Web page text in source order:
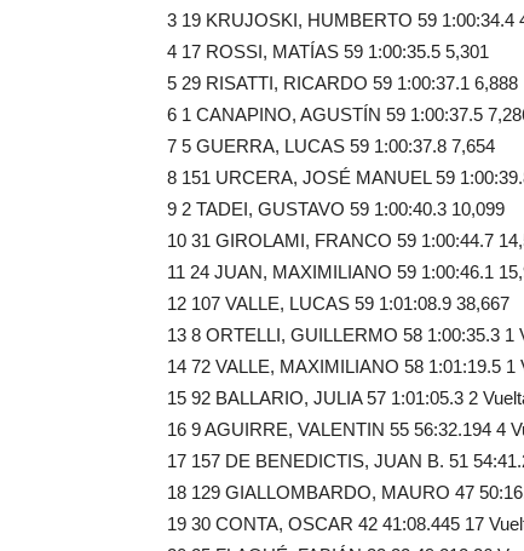
3 19 KRUJOSKI, HUMBERTO 59 1:00:34.4
4 17 ROSSI, MATÍAS 59 1:00:35.5 5,301
5 29 RISATTI, RICARDO 59 1:00:37.1 6,888
6 1 CANAPINO, AGUSTÍN 59 1:00:37.5
7 5 GUERRA, LUCAS 59 1:00:37.8 7,654
8 151 URCERA, JOSÉ MANUEL 59
9 2 TADEI, GUSTAVO 59 1:00:40.3 10,099
10 31 GIROLAMI, FRANCO 59 1:00:44.7
11 24 JUAN, MAXIMILIANO 59 1:00:46.1
12 107 VALLE, LUCAS 59 1:01:08.9 38,667
13 8 ORTELLI, GUILLERMO 58 1:00:35.3 1
14 72 VALLE, MAXIMILIANO 58 1:01:19.5 1
15 92 BALLARIO, JULIA 57 1:01:05.3 2
16 9 AGUIRRE, VALENTIN 55 56:32.194 4
17 157 DE BENEDICTIS, JUAN B. 51
18 129 GIALLOMBARDO, MAURO 47
19 30 CONTA, OSCAR 42 41:08.445 17